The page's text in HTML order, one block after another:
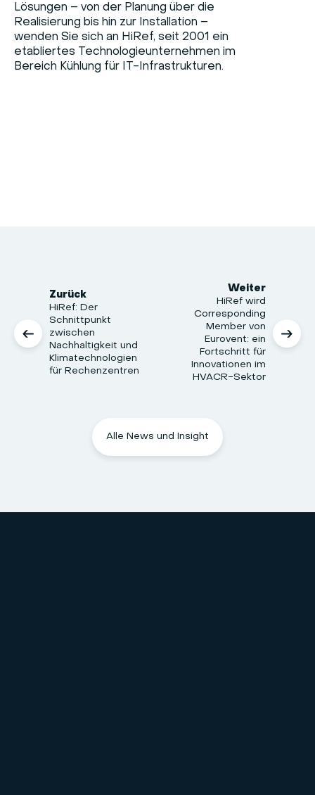
Lösungen – von der Planung über die
Realisierung bis hin zur Installation –
wenden Sie sich an HiRef, seit 2001 ein
etabliertes Technologieunternehmen im
Bereich Kühlung für IT-Infrastrukturen.
Zurück
HiRef: Der
Schnittpunkt
zwischen
Nachhaltigkeit und
Klimatechnologien
für Rechenzentren
Weiter
HiRef wird
Corresponding
Member von
Eurovent: ein
Fortschritt für
Innovationen im
HVACR-Sektor
Alle News und Insight